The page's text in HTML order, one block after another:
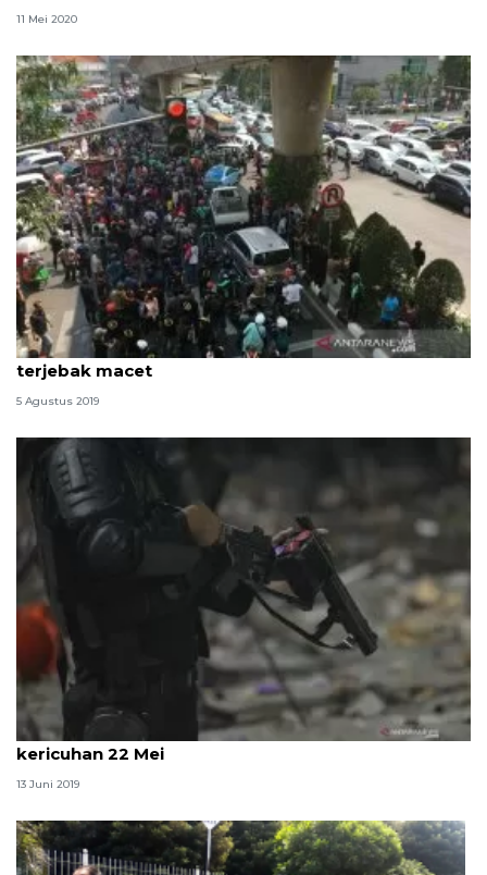
11 Mei 2020
Massa unjuk rasa Gojek bertambah, kendaraan
terjebak macet
5 Agustus 2019
DPR akan minta penjelasan Kapolri soal demo dan
kericuhan 22 Mei
13 Juni 2019